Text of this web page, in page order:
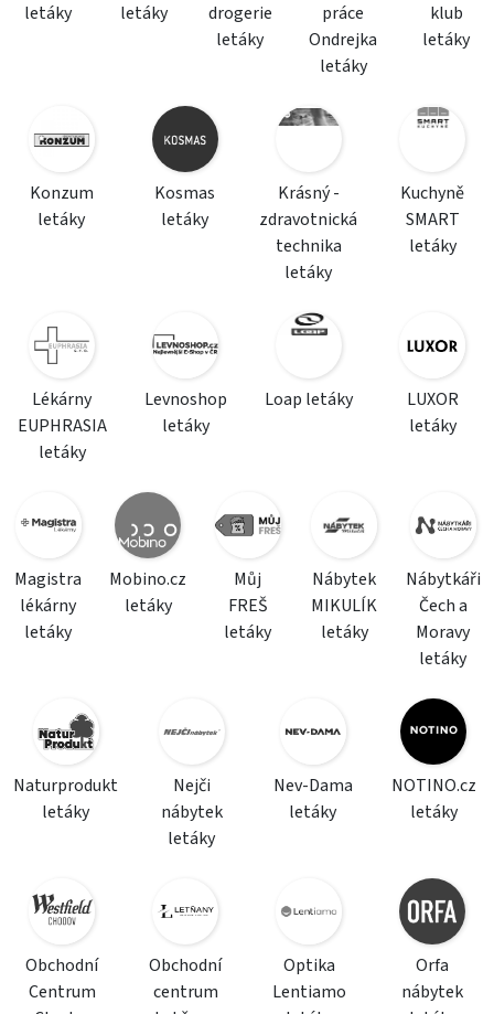
letáky
letáky
drogerie
letáky
práce
Ondrejka
letáky
klub
letáky
Konzum
letáky
Kosmas
letáky
Krásný -
zdravotnická
technika
letáky
Kuchyně
SMART
letáky
Lékárny
EUPHRASIA
letáky
Levnoshop
letáky
Loap letáky
LUXOR
letáky
Magistra
lékárny
letáky
Mobino.cz
letáky
Můj
FREŠ
letáky
Nábytek
MIKULÍK
letáky
Nábytkáři
Čech a
Moravy
letáky
Naturprodukt
letáky
Nejči
nábytek
letáky
Nev-Dama
letáky
NOTINO.cz
letáky
Obchodní
Centrum
Obchodní
centrum
Optika
Lentiamo
Orfa
nábytek